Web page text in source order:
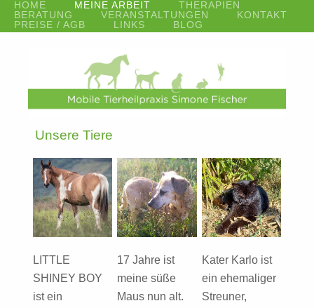
HOME MEINE ARBEIT
THERAPIEN
BERATUNG
VERANSTALTUNGEN
KONTAKT
PREISE / AGB
LINKS BLOG
Unsere Tiere
LITTLE
SHINEY BOY
ist ein
Kater Karlo ist
ein ehemaliger
Streuner,
17 Jahre ist
meine süße
Maus nun alt.